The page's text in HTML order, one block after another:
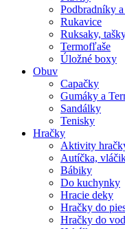
Podbradníky
Rukavice
Ruksaky,
Termofľaše
Úložné boxy
Obuv
Capačky
Gumáky a
Sandálky
Tenisky
Hračky
Aktivity
Autíčka,
Bábiky
Do kuchynky
Hracie deky
Hračky do
Hračky do